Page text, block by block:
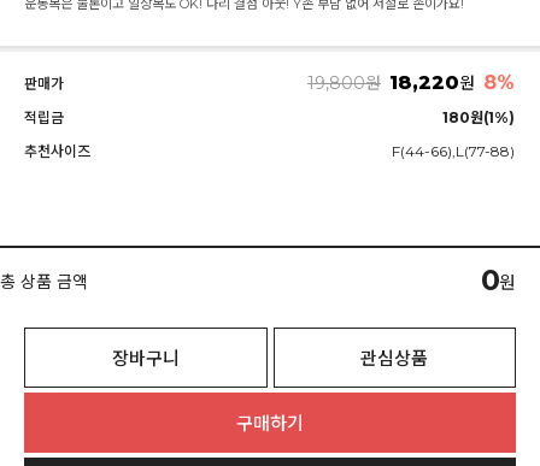
판매가 19,800원 18,220원 8%
적립금
180원(1%)
추천사이즈
F(44-66),L(77-88)
총 상품 금액 0원
장바구니 관심상품
구매하기